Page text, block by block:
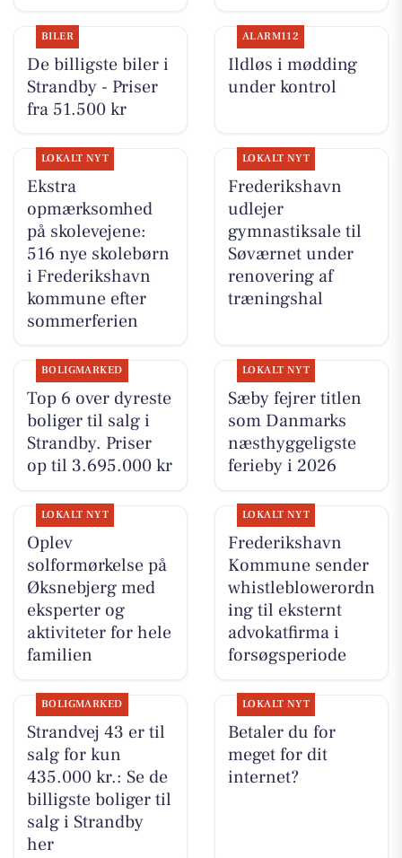
BILER
De billigste biler i
Strandby - Priser
fra 51.500 kr
ALARM112
Ildløs i mødding
under kontrol
LOKALT NYT
Ekstra
opmærksomhed
på skolevejene:
516 nye skolebørn
i Frederikshavn
kommune efter
sommerferien
LOKALT NYT
Frederikshavn
udlejer
gymnastiksale til
Søværnet under
renovering af
træningshal
BOLIGMARKED
Top 6 over dyreste
boliger til salg i
Strandby. Priser
op til 3.695.000 kr
LOKALT NYT
Sæby fejrer titlen
som Danmarks
næsthyggeligste
ferieby i 2026
LOKALT NYT
Oplev
solformørkelse på
Øksnebjerg med
eksperter og
aktiviteter for hele
familien
LOKALT NYT
Frederikshavn
Kommune sender
whistleblowerordn
ing til eksternt
advokatfirma i
forsøgsperiode
BOLIGMARKED
Strandvej 43 er til
salg for kun
435.000 kr.: Se de
billigste boliger til
salg i Strandby
her
LOKALT NYT
Betaler du for
meget for dit
internet?